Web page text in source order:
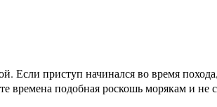
приступ начинался во время
времена подобная роскошь морякам и